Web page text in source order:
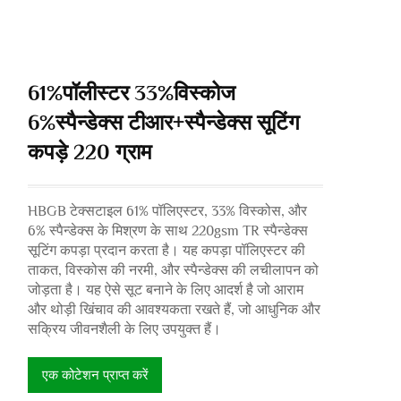
61%पॉलीस्टर 33%विस्कोज
6%स्पैन्डेक्स टीआर+स्पैन्डेक्स सूटिंग
कपड़े 220 ग्राम
HBGB टेक्सटाइल 61% पॉलिएस्टर, 33% विस्कोस, और
6% स्पैन्डेक्स के मिश्रण के साथ 220gsm TR स्पैन्डेक्स
सूटिंग कपड़ा प्रदान करता है। यह कपड़ा पॉलिएस्टर की
ताकत, विस्कोस की नरमी, और स्पैन्डेक्स की लचीलापन को
जोड़ता है। यह ऐसे सूट बनाने के लिए आदर्श है जो आराम
और थोड़ी खिंचाव की आवश्यकता रखते हैं, जो आधुनिक और
सक्रिय जीवनशैली के लिए उपयुक्त हैं।
एक कोटेशन प्राप्त करें